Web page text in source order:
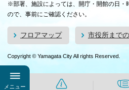
メニュー
※部署、施設によっては、開庁・開館の日・
ので、事前にご確認ください。
フロアマップ 市役所まで
Copyright © Yamagata City All rights Reserved.